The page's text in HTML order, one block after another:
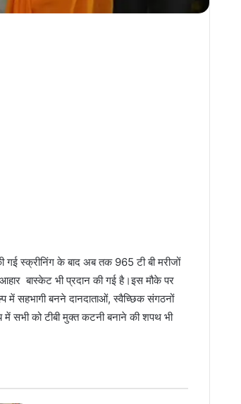
गई स्क्रीनिंग के बाद अब तक 965 टी बी मरीजों
बास्केट भी प्रदान की गई है।इस मौके पर
में सहभागी बनने दानदाताओं, स्वैच्छिक संगठनों
सभी को टीबी मुक्त कटनी बनाने की शपथ भी